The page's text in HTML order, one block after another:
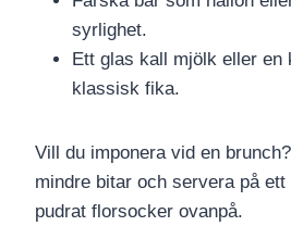
syrlighet.
Ett glas kall mjölk eller en
klassisk fika.
Vill du imponera vid en
mindre bitar och servera på
pudrat florsocker ovanpå.